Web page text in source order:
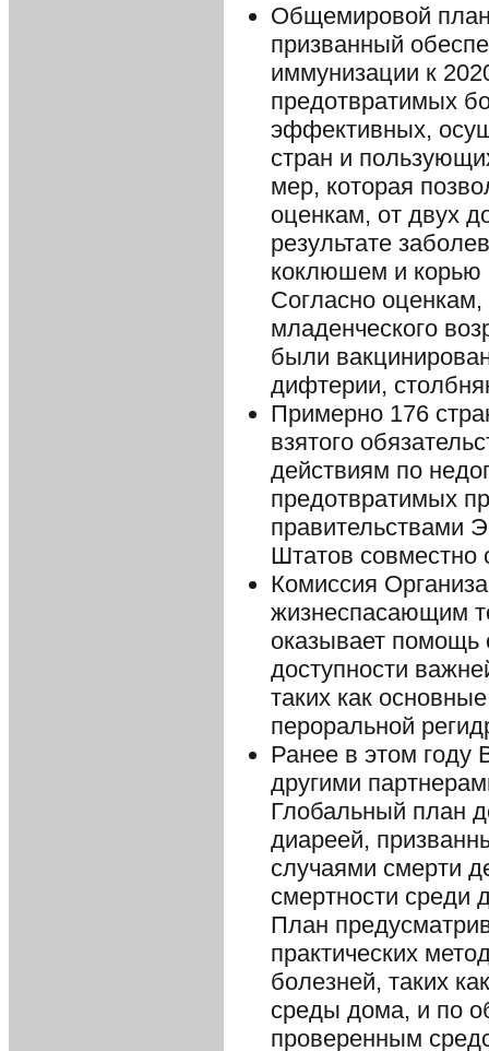
Общемировой план
призванный
иммунизации к
предотвратимых
эффективных,
стран и
мер, которая
оценкам, от двух
результате
коклюшем и корью
Согласно оценкам,
младенческого
были
дифтерии,
Примерно 176
взятого
действиям по
предотвратимых
правительствами
Штатов
Комиссия
жизнеспасающим
оказывает помощь
доступности
таких как
пероральной
Ранее в этом
другими
Глобальный план
диареей,
случаями смерти
смертности среди
План
практических
болезней, таких
среды дома, и по
проверенным